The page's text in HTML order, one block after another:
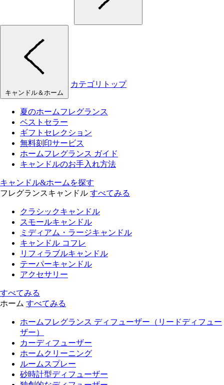
キャンドル＆ホーム
カテゴリトップ
夏のホームフレグランス
ベストセラー
ギフトセレクション
無料刻印サービス
ホームフレグランス ガイド
キャンドルのお手入れ方法
キャンドル&ホームを探す
フレグランスキャンドル すべてみる
クラシックキャンドル
スモールキャンドル
ミディアム・ラージキャンドル
キャンドル コフレ
リフィラブルキャンドル
テーパーキャンドル
アクセサリー
すべてみる
ホーム すべてみる
ホームフレグランス ディフューザー（リードディフュー
ザー）
カーディフューザー
ホームクリーニング
ルームスプレー
砂時計型ディフューザー